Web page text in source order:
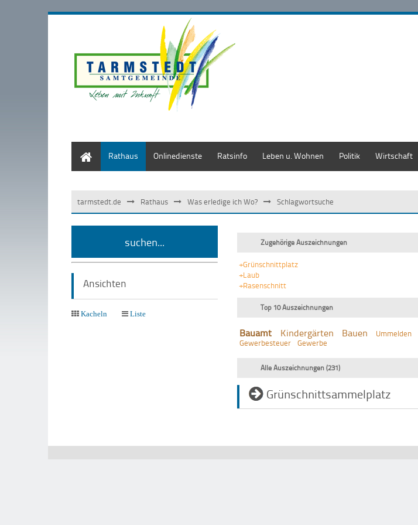
Rathaus Onlinedienste Ratsinfo Leben u. Wohnen Politik Wirtschaft
tarmstedt.de Rathaus Was erledige ich Wo? Schlagwortsuche
suchen...
Ansichten
Kacheln Liste
Zugehörige Auszeichnungen
+Grünschnittplatz
+Laub
+Rasenschnitt
Top 10 Auszeichnungen
Bauamt Kindergärten Bauen Ummelden
Gewerbesteuer
Gewerbe
Alle Auszeichnungen (231)
Grünschnittsammelplatz